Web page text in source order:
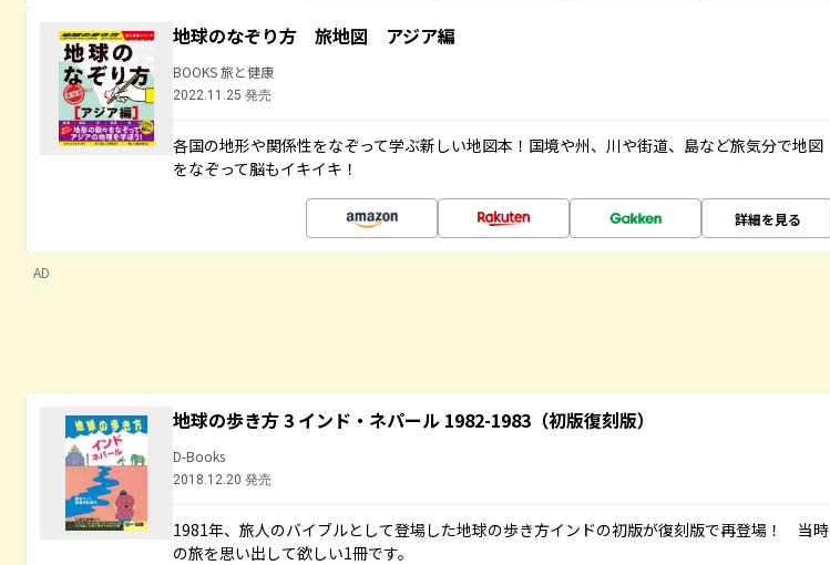
地球のなぞり方 旅地図 アジア編
BOOKS 旅と健康
2022.11.25 発売
各国の地形や関係性をなぞって学ぶ新しい地図本！国境や州、川や街道、島など旅気分で地図
をなぞって脳もイキイキ！
詳細を見る
AD
地球の歩き方 3 インド・ネパール 1982-1983（初版復刻版）
D-Books
2018.12.20 発売
1981年、旅人のバイブルとして登場した地球の歩き方インドの初版が復刻版で再登場！ 当時
の旅を思い出して欲しい1冊です。